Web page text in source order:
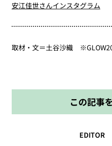
安江佳世さんインスタグラム
取材・文＝土谷沙織
この記事
EDITOR